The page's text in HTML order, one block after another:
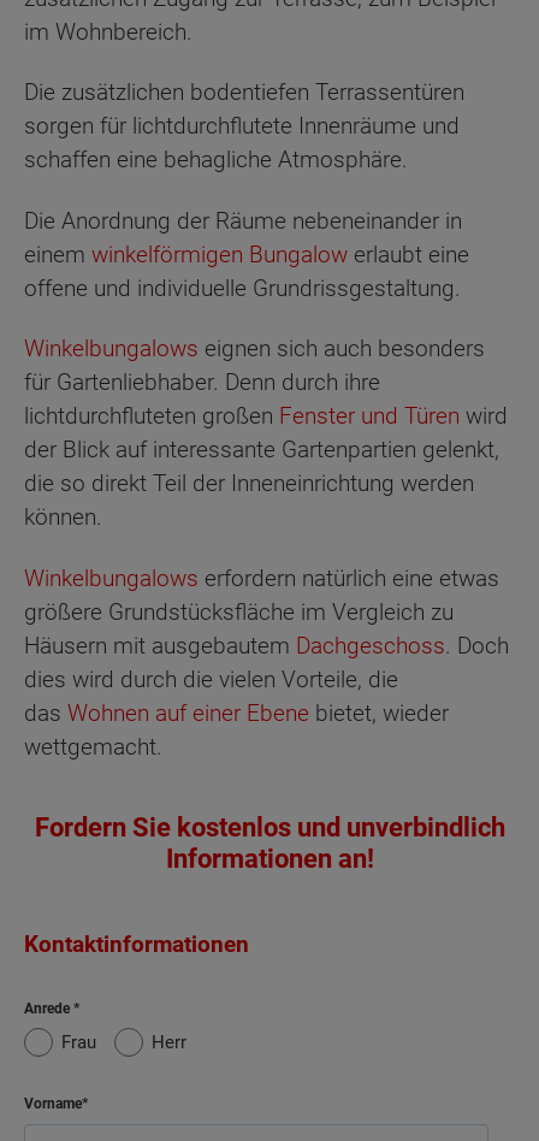
im Wohnbereich.
Die zusätzlichen bodentiefen Terrassentüren
sorgen für lichtdurchflutete Innenräume und
schaffen eine behagliche Atmosphäre.
Die Anordnung der Räume nebeneinander in
einem winkelförmigen Bungalow erlaubt eine
offene und individuelle Grundrissgestaltung.
Winkelbungalows eignen sich auch besonders
für Gartenliebhaber. Denn durch ihre
lichtdurchfluteten großen Fenster und Türen wird
der Blick auf interessante Gartenpartien gelenkt,
die so direkt Teil der Inneneinrichtung werden
können.
Winkelbungalows erfordern natürlich eine etwas
größere Grundstücksfläche im Vergleich zu
Häusern mit ausgebautem Dachgeschoss. Doch
dies wird durch die vielen Vorteile, die
das Wohnen auf einer Ebene bietet, wieder
wettgemacht.
Fordern Sie kostenlos und unverbindlich
Informationen an!
Kontaktinformationen
Anrede
Frau Herr
Vorname